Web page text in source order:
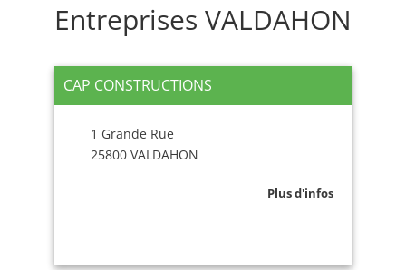
Entreprises VALDAHON
CAP CONSTRUCTIONS
1 Grande Rue
25800 VALDAHON
Plus d'infos